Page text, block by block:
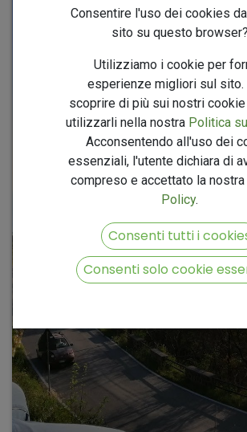
Consentire l'uso dei cookies
sito su questo browser?
Utilizziamo i cookie per
esperienze migliori sul sito.
scoprire di più sui nostri
utilizzarli nella nostra Politica
Acconsentendo all'uso dei
essenziali, l'utente dichiara di
compreso e accettato la nostra
Policy.
Consenti tutti i
Consenti solo cookie